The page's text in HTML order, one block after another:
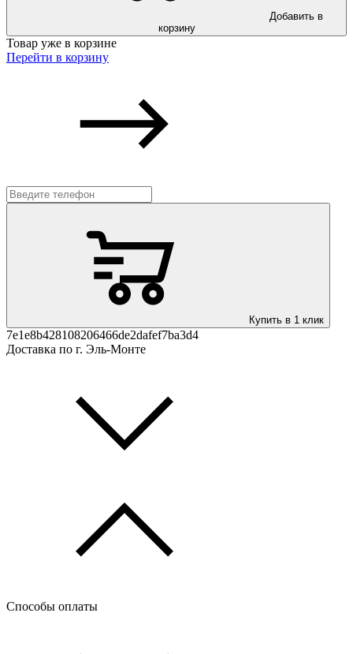
корзину
Товар уже в корзине
Перейти в корзину
Купить в 1 клик
7e1e8b428108206466de2dafef7ba3d4
Доставка по г. Эль-Монте
Способы оплаты